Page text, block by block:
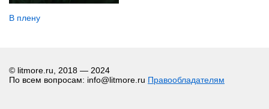
В плену
© litmore.ru, 2018 — 2024
По всем вопросам: info@litmore.ru Правообладателям